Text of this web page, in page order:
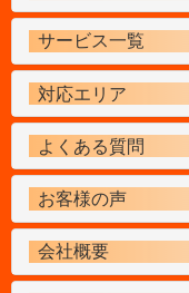
サービス一覧
対応エリア
よくある質問
お客様の声
会社概要